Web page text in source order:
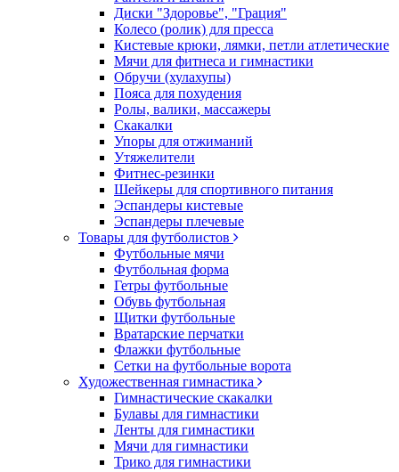
Диски "Здоровье", "Грация"
Колесо (ролик) для пресса
Кистевые крюки, лямки, петли атлетические
Мячи для фитнеса и гимнастики
Обручи (хулахупы)
Пояса для похудения
Ролы, валики, массажеры
Скакалки
Упоры для отжиманий
Утяжелители
Фитнес-резинки
Шейкеры для спортивного питания
Эспандеры кистевые
Эспандеры плечевые
Товары для футболистов
Футбольные мячи
Футбольная форма
Гетры футбольные
Обувь футбольная
Щитки футбольные
Вратарские перчатки
Флажки футбольные
Сетки на футбольные ворота
Художественная гимнастика
Гимнастические скакалки
Булавы для гимнастики
Ленты для гимнастики
Мячи для гимнастики
Трико для гимнастики